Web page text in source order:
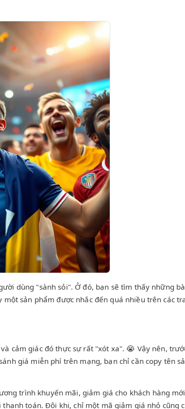
dùng "sành sỏi". Ở đó, bạn sẽ tìm thấy những
sản phẩm được nhắc đến quá nhiều trên các
cảm giác đó thực sự rất "xót xa". 😭 Vậy nên,
giá miễn phí trên mạng, bạn chỉ cần copy tên
trình khuyến mãi, giảm giá cho khách hàng
toán. Đôi khi, chỉ một mã giảm giá nhỏ cũng